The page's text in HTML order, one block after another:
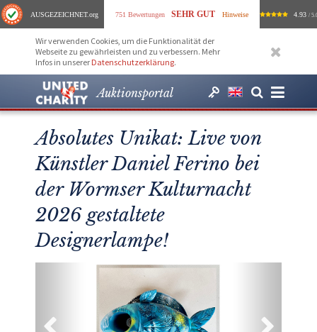
AUSGEZEICHNET.org 751 Bewertungen SEHR GUT Hinweise 4.93 /
Wir verwenden Cookies, um die Funktionalität der
Webseite zu gewährleisten und zu verbessern. Mehr
Infos in unserer Datenschutzerklärung.
Auktionsportal
Absolutes Unikat: Live von
Künstler Daniel Ferino bei
der Wormser Kulturnacht
2026 gestaltete
Designerlampe!